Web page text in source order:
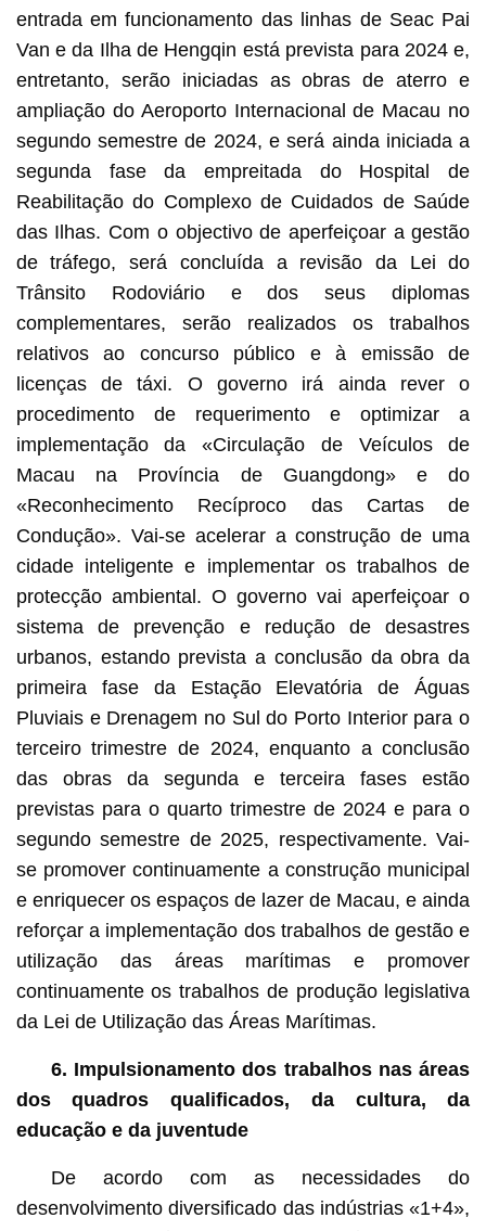
entrada em funcionamento das linhas de Seac Pai
Van e da Ilha de Hengqin está prevista para 2024 e,
entretanto, serão iniciadas as obras de aterro e
ampliação do Aeroporto Internacional de Macau no
segundo semestre de 2024, e será ainda iniciada a
segunda fase da empreitada do Hospital de
Reabilitação do Complexo de Cuidados de Saúde
das Ilhas. Com o objectivo de aperfeiçoar a gestão
de tráfego, será concluída a revisão da Lei do
Trânsito Rodoviário e dos seus diplomas
complementares, serão realizados os trabalhos
relativos ao concurso público e à emissão de
licenças de táxi. O governo irá ainda rever o
procedimento de requerimento e optimizar a
implementação da «Circulação de Veículos de
Macau na Província de Guangdong» e do
«Reconhecimento Recíproco das Cartas de
Condução». Vai-se acelerar a construção de uma
cidade inteligente e implementar os trabalhos de
protecção ambiental. O governo vai aperfeiçoar o
sistema de prevenção e redução de desastres
urbanos, estando prevista a conclusão da obra da
primeira fase da Estação Elevatória de Águas
Pluviais e Drenagem no Sul do Porto Interior para o
terceiro trimestre de 2024, enquanto a conclusão
das obras da segunda e terceira fases estão
previstas para o quarto trimestre de 2024 e para o
segundo semestre de 2025, respectivamente. Vai-
se promover continuamente a construção municipal
e enriquecer os espaços de lazer de Macau, e ainda
reforçar a implementação dos trabalhos de gestão e
utilização das áreas marítimas e promover
continuamente os trabalhos de produção legislativa
da Lei de Utilização das Áreas Marítimas.
6. Impulsionamento dos trabalhos nas áreas
dos quadros qualificados, da cultura, da
educação e da juventude
De acordo com as necessidades do
desenvolvimento diversificado das indústrias «1+4»,